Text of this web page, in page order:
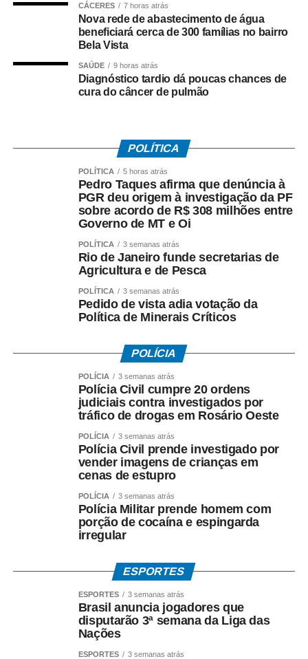
apuração dos crimes relacionados ao tráfico de drogas e
à atuação da facção no município.
WhatsApp
Facebook
Twitter
Messenger
LinkedIn
Share
CÁCERES 7 horas atrás
Nova rede de abastecimento de água
beneficiará cerca de 300 famílias no bairro
Bela Vista
SAÚDE 9 horas atrás
Diagnóstico tardio dá poucas chances de
cura do câncer de pulmão
POLÍTICA
POLÍTICA 5 horas atrás
Pedro Taques afirma que denúncia à
PGR deu origem à investigação da PF
sobre acordo de R$ 308 milhões entre
Governo de MT e Oi
POLÍTICA 3 semanas atrás
Rio de Janeiro funde secretarias de
Agricultura e de Pesca
POLÍTICA 3 semanas atrás
Pedido de vista adia votação da
Política de Minerais Críticos
POLÍCIA
POLÍCIA 3 semanas atrás
Polícia Civil cumpre 20 ordens
judiciais contra investigados por
tráfico de drogas em Rosário Oeste
POLÍCIA 3 semanas atrás
Polícia Civil prende investigado por
vender imagens de crianças em
cenas de estupro
POLÍCIA 3 semanas atrás
Polícia Militar prende homem com
porção de cocaína e espingarda
irregular
ESPORTES
ESPORTES 3 semanas atrás
Brasil anuncia jogadores que
disputarão 3ª semana da Liga das
Nações
ESPORTES 3 semanas atrás